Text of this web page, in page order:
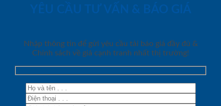
YÊU CẦU TƯ VẤN & BÁO GIÁ
Nhập thông tin để gửi yêu cầu tải báo giá đầy đủ &
Chính sách về giá cạnh tranh nhất thị trường!